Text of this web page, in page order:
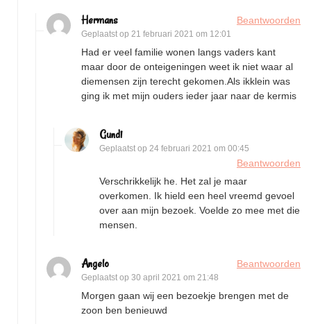
Hermans
Geplaatst op 21 februari 2021 om 12:01
Beantwoorden
Had er veel familie wonen langs vaders kant
maar door de onteigeningen weet ik niet waar al
diemensen zijn terecht gekomen.Als ikklein was
ging ik met mijn ouders ieder jaar naar de kermis
Gundi
Geplaatst op 24 februari 2021 om 00:45
Beantwoorden
Verschrikkelijk he. Het zal je maar
overkomen. Ik hield een heel vreemd gevoel
over aan mijn bezoek. Voelde zo mee met die
mensen.
Angelo
Geplaatst op 30 april 2021 om 21:48
Beantwoorden
Morgen gaan wij een bezoekje brengen met de
zoon ben benieuwd